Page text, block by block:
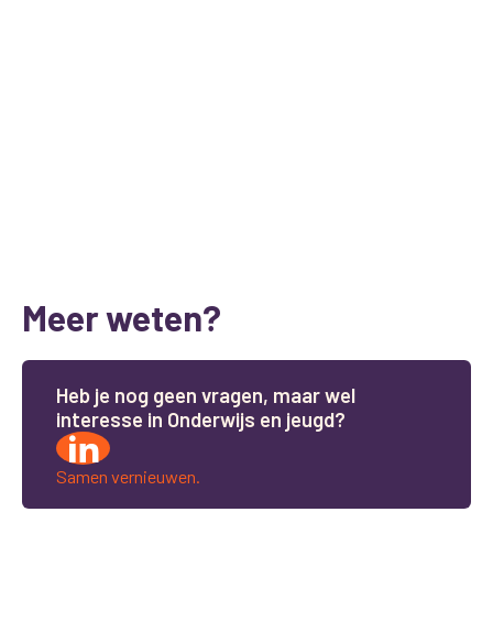
Meer weten?
Heb je nog geen vragen, maarwel
interesse in Onderwijs en jeugd?
Samen vernieuwen.